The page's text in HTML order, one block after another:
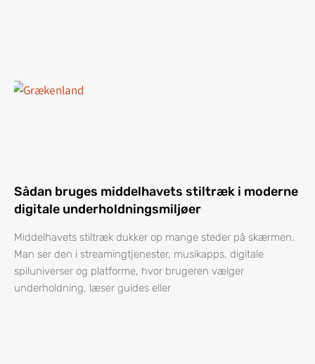
Sådan bruges middelhavets stiltræk i moderne
digitale underholdningsmiljøer
Middelhavets stiltræk dukker op mange steder på skærmen.
Man ser den i streamingtjenester, musikapps, digitale
spiluniverser og platforme, hvor brugeren vælger
underholdning, læser guides eller